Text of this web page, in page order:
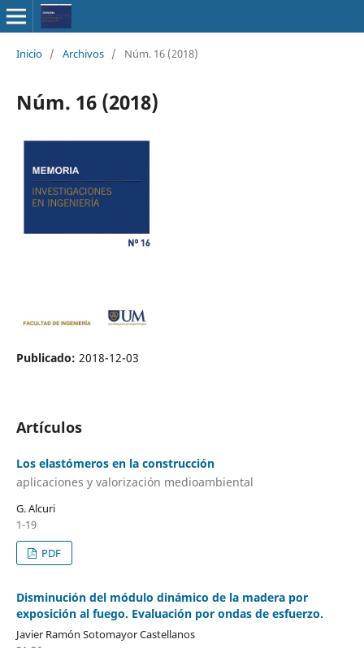
Inicio / Archivos / Núm. 16 (2018)
Núm. 16 (2018)
Publicado: 2018-12-03
Artículos
Los elastómeros en la construcción
aplicaciones y valorización medioambiental
G. Alcuri
1-19
PDF
Disminución del módulo dinámico de la madera por
exposición al fuego. Evaluación por ondas de esfuerzo.
Javier Ramón Sotomayor Castellanos